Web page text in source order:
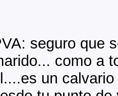
seguro que
como a
un